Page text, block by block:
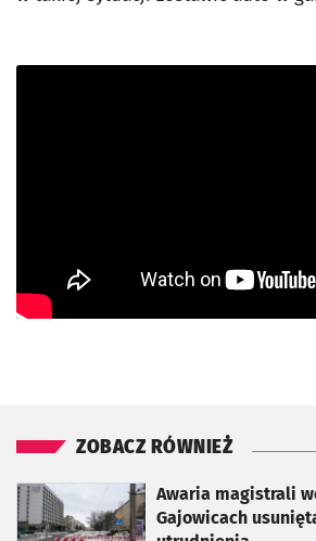
ZOBACZ RÓWNIEŻ
Awaria magistrali
Gajowicach
otworzy się w nowej karcie